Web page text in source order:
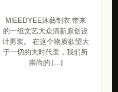
MIEEDYEE沐藝制衣 带来
的一组文艺大众清新原创设
计男装。 在这个物质欲望大
于一切的大时代里，我们所
崇尚的 […]